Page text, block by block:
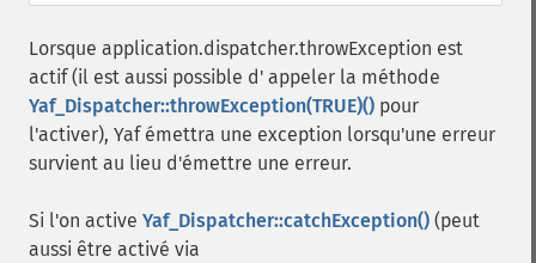
Lorsque application.dispatcher.throwException est
actif (il est aussi possible d' appeler la méthode
Yaf_Dispatcher::throwException(TRUE)() pour
l'activer), Yaf émettra une exception lorsqu'une erreur
survient au lieu d'émettre une erreur.
Si l'on active Yaf_Dispatcher::catchException() (peut
aussi être activé via